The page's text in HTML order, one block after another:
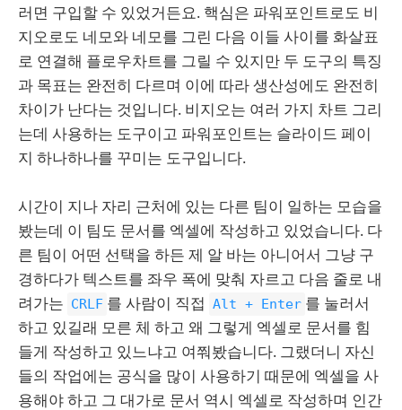
러면 구입할 수 있었거든요. 핵심은 파워포인트로도 비
지오로도 네모와 네모를 그린 다음 이들 사이를 화살표
로 연결해 플로우차트를 그릴 수 있지만 두 도구의 특징
과 목표는 완전히 다르며 이에 따라 생산성에도 완전히
차이가 난다는 것입니다. 비지오는 여러 가지 차트 그리
는데 사용하는 도구이고 파워포인트는 슬라이드 페이
지 하나하나를 꾸미는 도구입니다.
시간이 지나 자리 근처에 있는 다른 팀이 일하는 모습을
봤는데 이 팀도 문서를 엑셀에 작성하고 있었습니다. 다
른 팀이 어떤 선택을 하든 제 알 바는 아니어서 그냥 구
경하다가 텍스트를 좌우 폭에 맞춰 자르고 다음 줄로 내
려가는 CRLF 를 사람이 직접 Alt + Enter 를 눌러서
하고 있길래 모른 체 하고 왜 그렇게 엑셀로 문서를 힘
들게 작성하고 있느냐고 여쭤봤습니다. 그랬더니 자신
들의 작업에는 공식을 많이 사용하기 때문에 엑셀을 사
용해야 하고 그 대가로 문서 역시 엑셀로 작성하며 인간